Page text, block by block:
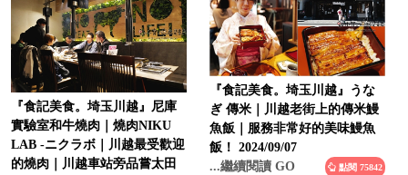
『食記美食。埼玉川越』尼庫
實驗室和牛燒肉｜燒肉NIKU
LAB -ニクラボ｜川越最受歡迎
的燒肉｜川越車站旁品嘗太田
『食記美食。埼玉川越』うな
ぎ 傳米｜川越老街上的傳米鰻
魚飯｜服務非常好的美味鰻魚
飯！ 2024/09/07
...繼續閱讀 GO
點閱 75842